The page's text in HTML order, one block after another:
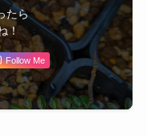
たら
！
Follow Me